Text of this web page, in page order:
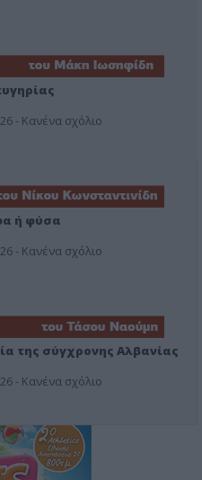
- Κανένα σχόλιο
ή φύσα
- Κανένα σχόλιο
της σύγχρονης Αλβανίας
- Κανένα σχόλιο